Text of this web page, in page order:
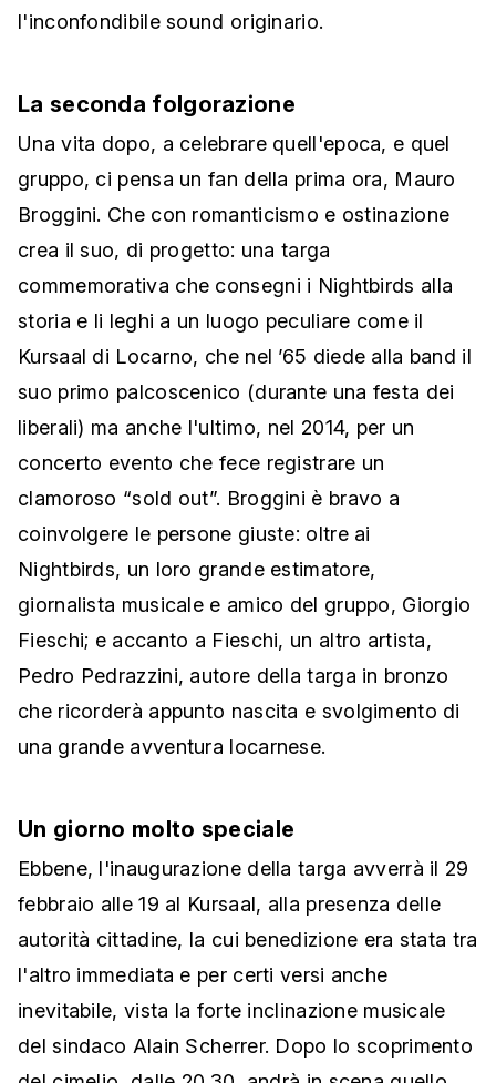
l'inconfondibile sound originario.
La seconda folgorazione
Una vita dopo, a celebrare quell'epoca, e quel
gruppo, ci pensa un fan della prima ora, Mauro
Broggini. Che con romanticismo e ostinazione
crea il suo, di progetto: una targa
commemorativa che consegni i Nightbirds alla
storia e li leghi a un luogo peculiare come il
Kursaal di Locarno, che nel ’65 diede alla band il
suo primo palcoscenico (durante una festa dei
liberali) ma anche l'ultimo, nel 2014, per un
concerto evento che fece registrare un
clamoroso “sold out”. Broggini è bravo a
coinvolgere le persone giuste: oltre ai
Nightbirds, un loro grande estimatore,
giornalista musicale e amico del gruppo, Giorgio
Fieschi; e accanto a Fieschi, un altro artista,
Pedro Pedrazzini, autore della targa in bronzo
che ricorderà appunto nascita e svolgimento di
una grande avventura locarnese.
Un giorno molto speciale
Ebbene, l'inaugurazione della targa avverrà il 29
febbraio alle 19 al Kursaal, alla presenza delle
autorità cittadine, la cui benedizione era stata tra
l'altro immediata e per certi versi anche
inevitabile, vista la forte inclinazione musicale
del sindaco Alain Scherrer. Dopo lo scoprimento